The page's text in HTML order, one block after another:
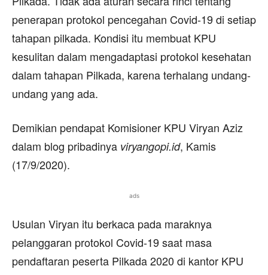
penerapan protokol pencegahan Covid-19 di setiap
tahapan pilkada. Kondisi itu membuat KPU
kesulitan dalam mengadaptasi protokol kesehatan
dalam tahapan Pilkada, karena terhalang undang-
undang yang ada.
Demikian pendapat Komisioner KPU Viryan Aziz
dalam blog pribadinya viryangopi.id, Kamis
(17/9/2020).
ads
Usulan Viryan itu berkaca pada maraknya
pelanggaran protokol Covid-19 saat masa
pendaftaran peserta Pilkada 2020 di kantor KPU